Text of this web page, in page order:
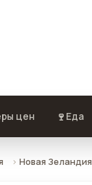
цен 🍷 Еда
Новая Зеландия